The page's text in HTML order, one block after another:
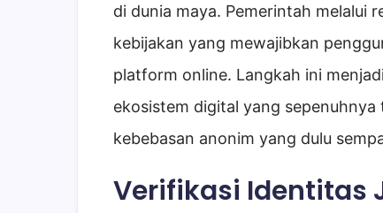
di dunia maya. Pemerintah melalui
kebijakan yang mewajibkan
platform online. Langkah ini
ekosistem digital yang
kebebasan anonim yang dulu
Verifikasi Identitas